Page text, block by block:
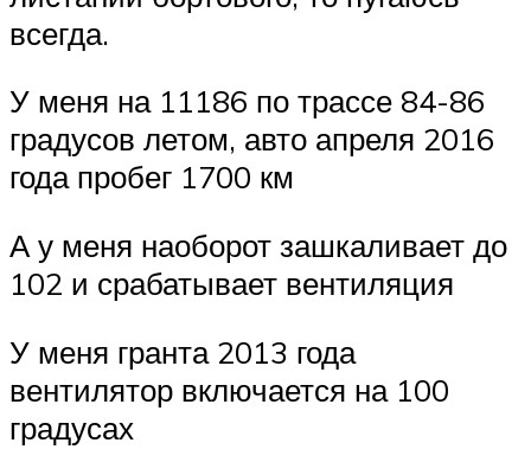
всегда.
У меня на 11186 по трассе 84-86
градусов летом, авто апреля 2016
года пробег 1700 км
А у меня наоборот зашкаливает до
102 и срабатывает вентиляция
У меня гранта 2013 года
вентилятор включается на 100
градусах